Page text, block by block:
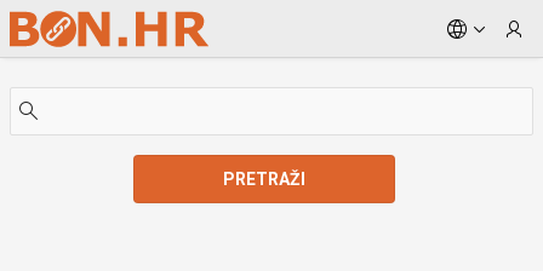
Skip to Main Content
PRETRAŽI